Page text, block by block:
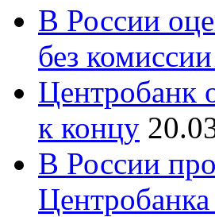
В России
без комиссии
Центробанк
к концу
В России